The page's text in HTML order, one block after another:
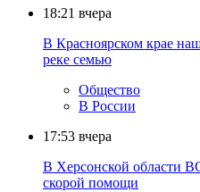
18:21 вчера
В Красноярском крае
реке семью
Общество
В России
17:53 вчера
В Херсонской области
скорой помощи